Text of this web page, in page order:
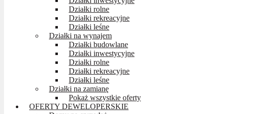
Działki rolne
Działki rekreacyjne
Działki leśne
Działki na wynajem
Działki budowlane
Działki inwestycyjne
Działki rolne
Działki rekreacyjne
Działki leśne
Działki na zamianę
Pokaż wszystkie oferty
OFERTY DEWELOPERSKIE